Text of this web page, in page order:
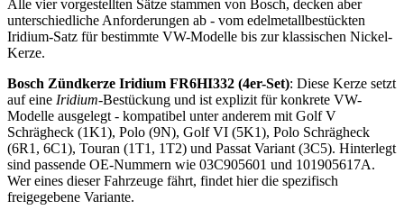
Alle vier vorgestellten Sätze stammen von Bosch, decken aber
unterschiedliche Anforderungen ab - vom edelmetallbestückten
Iridium-Satz für bestimmte VW-Modelle bis zur klassischen Nickel-
Kerze.
Bosch Zündkerze Iridium FR6HI332 (4er-Set): Diese Kerze setzt
auf eine Iridium-Bestückung und ist explizit für konkrete VW-
Modelle ausgelegt - kompatibel unter anderem mit Golf V
Schrägheck (1K1), Polo (9N), Golf VI (5K1), Polo Schrägheck
(6R1, 6C1), Touran (1T1, 1T2) und Passat Variant (3C5). Hinterlegt
sind passende OE-Nummern wie 03C905601 und 101905617A.
Wer eines dieser Fahrzeuge fährt, findet hier die spezifisch
freigegebene Variante.